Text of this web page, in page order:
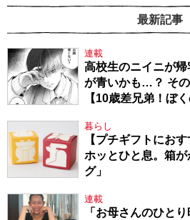
最新記事
連載
高校生のニイニが
が青いかも…？ そ
【10歳差兄弟！ぼ
暮らし
【プチギフトにお
ホッとひと息。箱
グ」
連載
「お母さんのひと